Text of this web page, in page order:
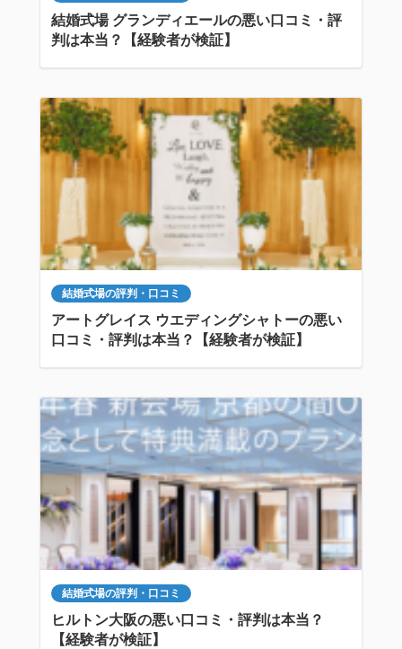
結婚式場 グランディエールの悪い口コミ・評
判は本当？【経験者が検証】
結婚式場の評判・口コミ
アートグレイス ウエディングシャトーの悪い
口コミ・評判は本当？【経験者が検証】
結婚式場の評判・口コミ
ヒルトン大阪の悪い口コミ・評判は本当？
【経験者が検証】